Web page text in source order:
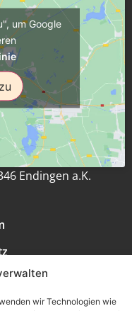
wir Technologien wie
um Google
Endingen a.K.